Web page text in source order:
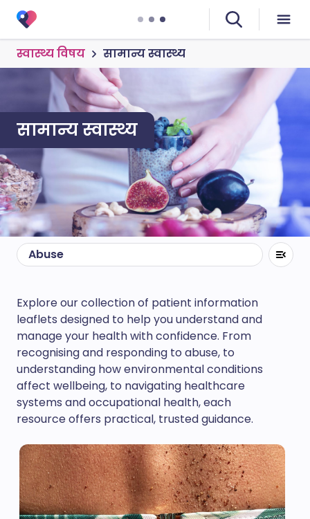
स्वास्थ्य विषय सामान्य स्वास्थ्य
सामान्य स्वास्थ्य
Abuse
Explore our collection of patient information
leaflets designed to help you understand and
manage your health with confidence. From
recognising and responding to abuse, to
understanding how environmental conditions
affect wellbeing, to navigating healthcare
systems and occupational health, each
resource offers practical, trusted guidance.